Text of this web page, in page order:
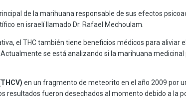
de la marihuana responsable de sus efectos
en israelí llamado Dr. Rafael Mechoulam.
el THC también tiene beneficios médicos para aliviar
se está analizando si la marihuana medicinal
en un fragmento de meteorito en el año 2009 por
resultados fueron desechados al momento debido a la